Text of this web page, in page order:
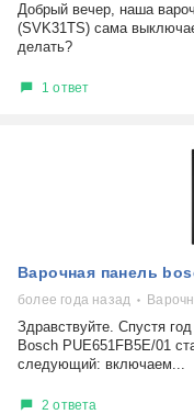
Добрый вечер, наша
(SVK31TS) сама
делать?
1 ответ
Варочная панель
более года назад
Здравствуйте. Спустя
Bosch PUE651FB5E/01
следующий: включаем...
2 ответа